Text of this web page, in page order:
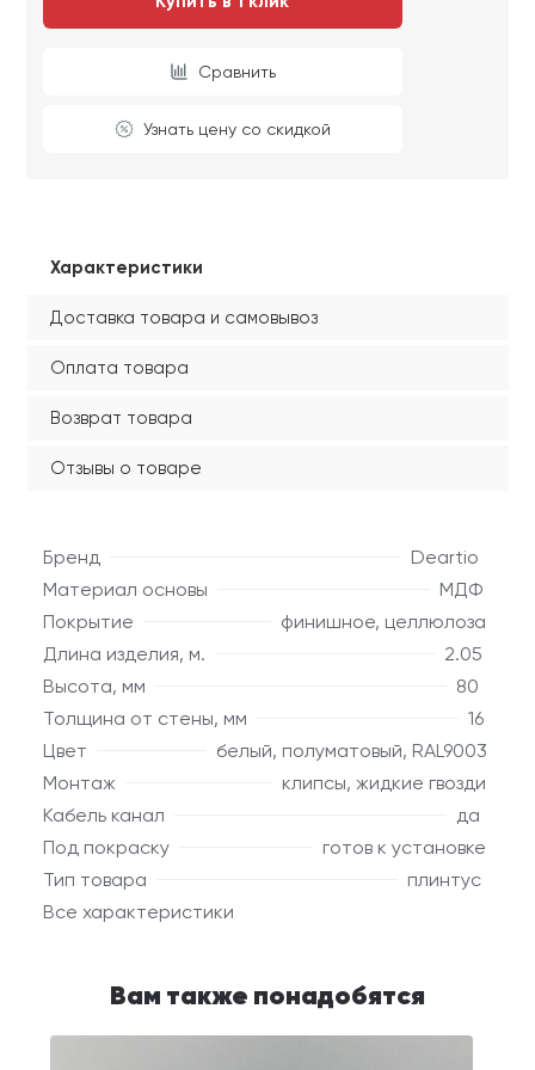
Сравнить
Узнать цену со скидкой
Характеристики
Доставка товара и самовывоз
Оплата товара
Возврат товара
Отзывы о товаре
Бренд
Deartio
Материал основы
МДФ
Покрытие
финишное, целлюлоза
Длина изделия, м.
2.05
Высота, мм
80
Толщина от стены, мм
16
Цвет
белый, полуматовый, RAL9003
Монтаж
клипсы, жидкие гвозди
Кабель канал
да
Под покраску
готов к установке
Тип товара
плинтус
Все характеристики
Вам также понадобятся